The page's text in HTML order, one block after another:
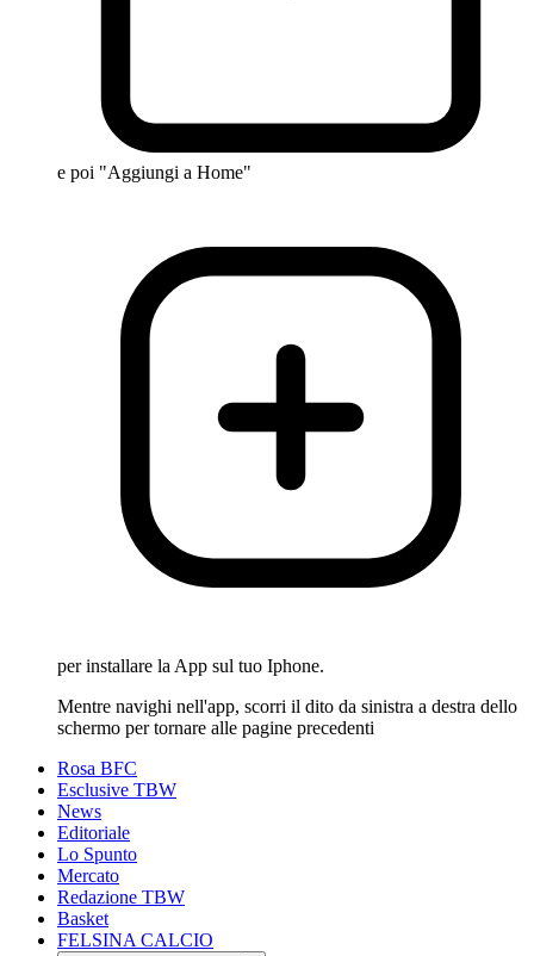
e poi "Aggiungi a Home"
per installare la App sul tuo Iphone.
Mentre navighi nell'app, scorri il dito da sinistra a destra dello
schermo per tornare alle pagine precedenti
Rosa BFC
Esclusive TBW
News
Editoriale
Lo Spunto
Mercato
Redazione TBW
Basket
FELSINA CALCIO